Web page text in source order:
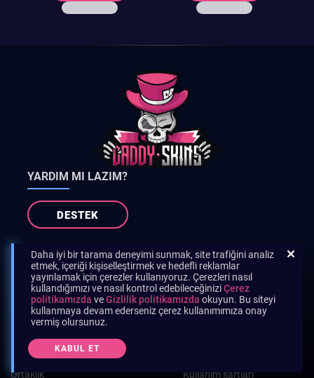
YARDIM MI LAZIM?
DESTEK
En sevdiğiniz skinleri en iyi fiyatlarla alabilirsiniz.
MIXABIT LTD, ΗΕ 470887, Elettherias, 19 Lakatamia, 2312, Nicosia,
Cyprus
PLATFORM
Ortaklık Kullanım şartları
Daha iyi bir tarama deneyimi sunmak, site trafiğini analiz
etmek, içeriği kişiselleştirmek ve hedefli reklamlar
yayınlamak için çerezler kullanıyoruz. Çerezleri nasıl
kullandığımızı ve nasıl kontrol edebileceğiniziÇerez
politikamızda veGizlilik politikamızda okuyun. Bu siteyi
kullanmaya devam ederseniz çerez kullanımımıza onay
vermiş olursunuz.
KABUL ET